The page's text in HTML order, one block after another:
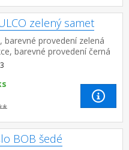
zelený samet
barevné provedení zelená
barevné provedení černá
BOB šedé